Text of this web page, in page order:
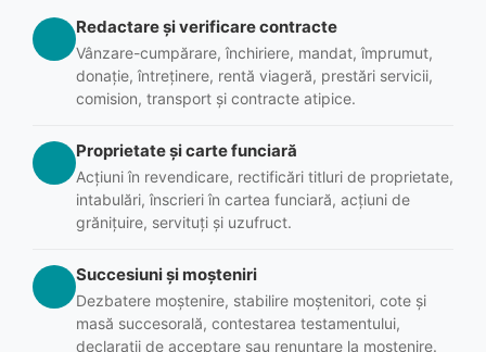
Redactare și verificare contracte
Vânzare-cumpărare, închiriere, mandat, împrumut,
donație, întreținere, rentă viageră, prestări servicii,
comision, transport și contracte atipice.
Proprietate și carte funciară
Acțiuni în revendicare, rectificări titluri de proprietate,
intabulări, înscrieri în cartea funciară, acțiuni de
grănițuire, servituți și uzufruct.
Succesiuni și moșteniri
Dezbatere moștenire, stabilire moștenitori, cote și
masă succesorală, contestarea testamentului,
declarații de acceptare sau renunțare la moștenire.